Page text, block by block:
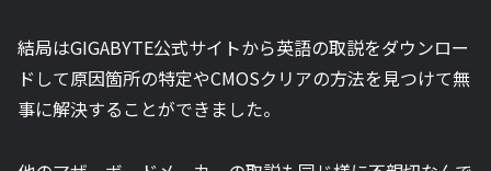
結局はGIGABYTE公式サイトから英語の取説をダウンロー
ドして原因箇所の特定やCMOSクリアの方法を見つけて無
事に解決することができました。